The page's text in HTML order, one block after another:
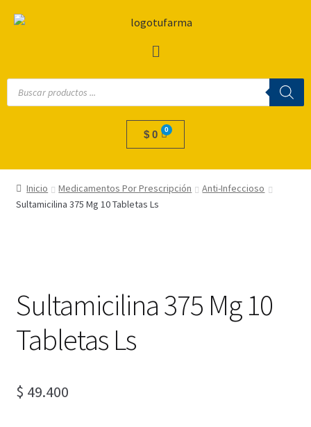
$ 0
Inicio Medicamentos Por Prescripción
Anti-Infeccioso
Sultamicilina 375 Mg 10 Tabletas Ls
Sultamicilina 375 Mg 10
Tabletas Ls
$ 49.400